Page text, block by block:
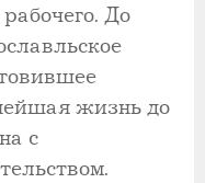
До
жизнь до
с